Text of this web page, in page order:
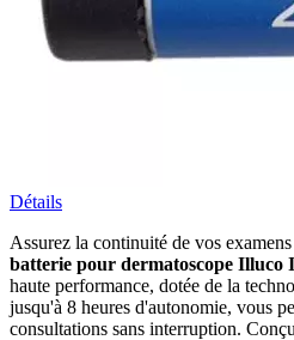
Détails
Assurez la continuité de vos
batterie pour dermatoscope Illuco
haute performance, dotée de la
jusqu'à 8 heures d'autonomie, vous
consultations sans interruption.